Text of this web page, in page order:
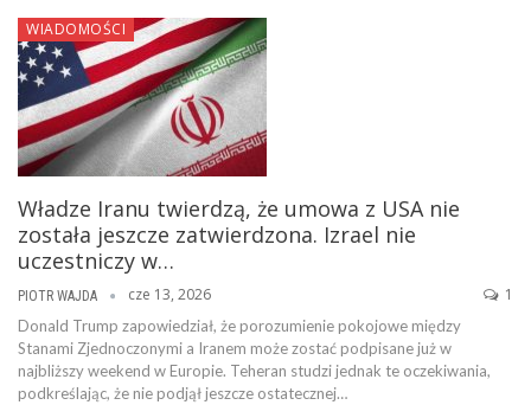
WIADOMOŚCI
Władze Iranu twierdzą, że umowa z USA nie
została jeszcze zatwierdzona. Izrael nie
uczestniczy w…
PIOTR WAJDA cze 13, 2026 1
Donald Trump zapowiedział, że porozumienie pokojowe między
Stanami Zjednoczonymi a Iranem może zostać podpisane już w
najbliższy weekend w Europie. Teheran studzi jednak te oczekiwania,
podkreślając, że nie podjął jeszcze ostatecznej…